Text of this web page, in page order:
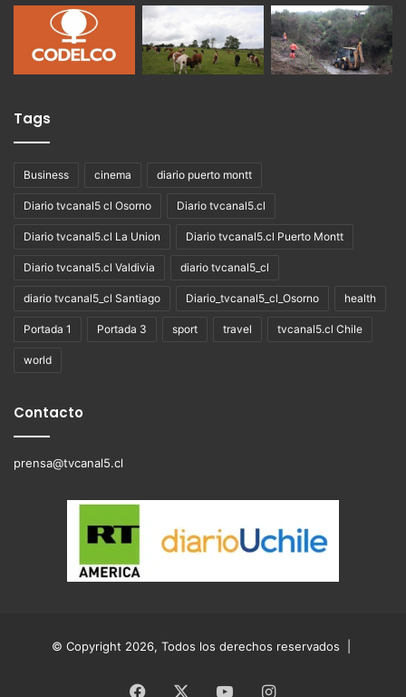
Tags
Business cinema diario puerto montt
Diario tvcanal5 cl Osorno Diario tvcanal5.cl
Diario tvcanal5.cl La Union Diario tvcanal5.cl Puerto Montt
Diario tvcanal5.cl Valdivia diario tvcanal5_cl
diario tvcanal5_cl Santiago Diario_tvcanal5_cl_Osorno health
Portada 1 Portada 3 sport travel tvcanal5.cl Chile
world
Contacto
prensa@tvcanal5.cl
© Copyright 2026, Todos los derechos reservados |
Facebook YouTubeInstagram